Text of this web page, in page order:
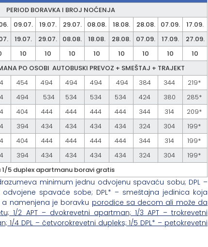
PERIOD BORAVKA I BROJ NOĆENJA
09.07. 19.07. 29.07. 08.08. 18.08. 28.08. 07.09.
17.09.
19.07. 29.07. 08.08. 18.08. 28.08. 07.09. 17.09.
27.09.
10 10 10 10 10 10 10
10
PO OSOBI AUTOBUSKI PREVOZ + SMEŠTAJ + TRAJEKT
454 494 494 494 494 384 344
219*
494 534 534 534 534 424 380
285*
404 444 444 444 444 344 314
209*
394 434 434 434 434 324 304
199*
404 444 444 444 444 344 314
199*
394 434 434 434 434 324 304
199*
1/5 duplex apartmanu boravi gratis
minimum jednu odvojenu spavaću sobu; DPL –
spavaće sobe; DPL* – smeštajna jedinica koja
namenjena je boravku porodice sa decom ali može da
2 APT – dvokrevetni apartman; 1/3 APT – trokrevetni
1/4 DPL – četvorokrevetni dupleks; 1/5 DPL* – petokrevetni